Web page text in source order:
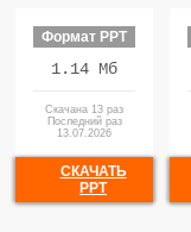
Формат PPT
1.14 Мб
Скачана 13 раз
Последний раз
13.07.2026
СКАЧАТЬ
PPT